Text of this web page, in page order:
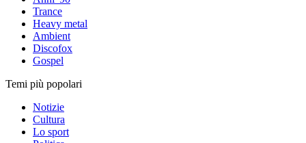
Trance
Heavy metal
Ambient
Discofox
Gospel
Temi più popolari
Notizie
Cultura
Lo sport